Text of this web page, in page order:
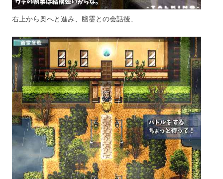
右上から奥へと進み、幽霊との会話後、